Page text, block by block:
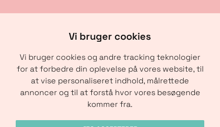
Vi bruger cookies
Vi bruger cookies og andre tracking teknologier
for at forbedre din oplevelse på vores website, til
at vise personaliseret indhold, målrettede
annoncer og til at forstå hvor vores besøgende
kommer fra.
SENDE